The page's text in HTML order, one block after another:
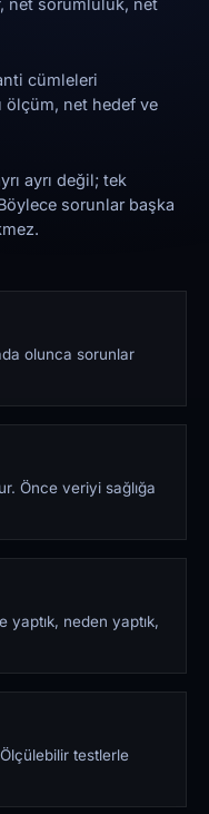
net sorumluluk, net
cümleleri
ölçüm, net hedef ve
ayrı değil; tek
sorunlar başka
olunca sorunlar
Önce veriyi sağlığa
yaptık, neden yaptık,
testlerle